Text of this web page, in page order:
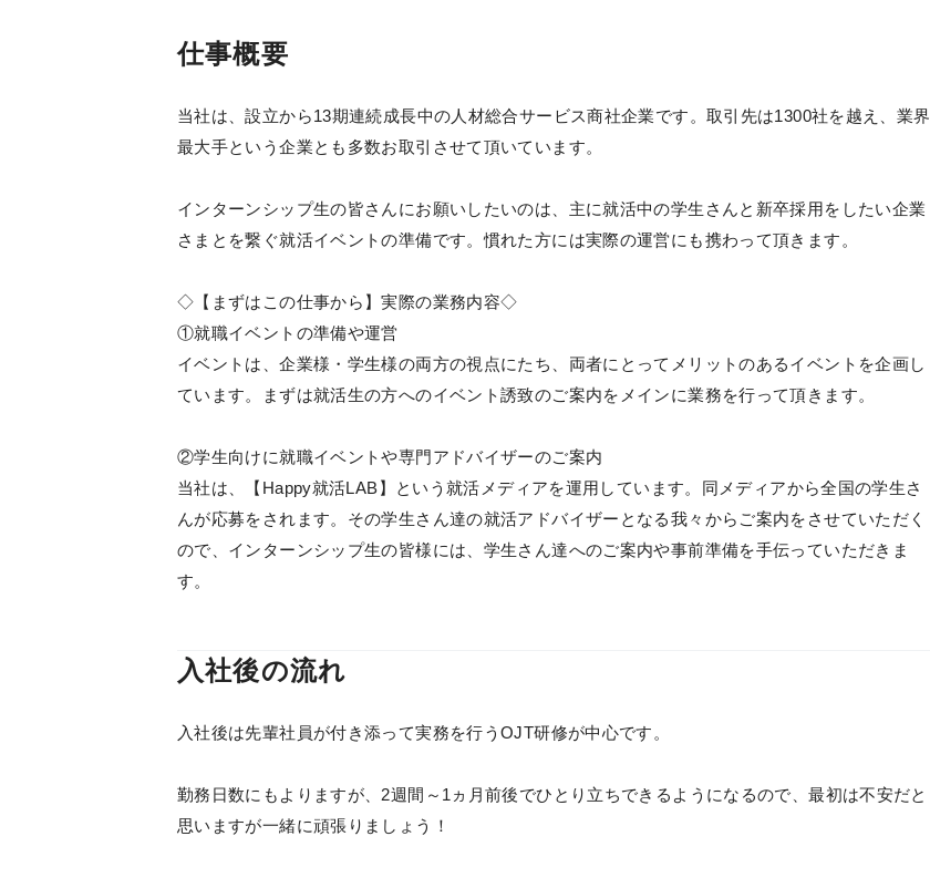
仕事概要
当社は、設立から13期連続成長中の人材総合サービス商社企業です。取引先は1300社を越え、業界
最大手という企業とも多数お取引させて頂いています。
インターンシップ生の皆さんにお願いしたいのは、主に就活中の学生さんと新卒採用をしたい企業
さまとを繋ぐ就活イベントの準備です。慣れた方には実際の運営にも携わって頂きます。
◇【まずはこの仕事から】実際の業務内容◇
①就職イベントの準備や運営
イベントは、企業様・学生様の両方の視点にたち、両者にとってメリットのあるイベントを企画し
ています。まずは就活生の方へのイベント誘致のご案内をメインに業務を行って頂きます。
②学生向けに就職イベントや専門アドバイザーのご案内
当社は、【Happy就活LAB】という就活メディアを運用しています。同メディアから全国の学生さ
んが応募をされます。その学生さん達の就活アドバイザーとなる我々からご案内をさせていただく
ので、インターンシップ生の皆様には、学生さん達へのご案内や事前準備を手伝っていただきま
す。
入社後の流れ
入社後は先輩社員が付き添って実務を行うOJT研修が中心です。
勤務日数にもよりますが、2週間～1ヵ月前後でひとり立ちできるようになるので、最初は不安だと
思いますが一緒に頑張りましょう！